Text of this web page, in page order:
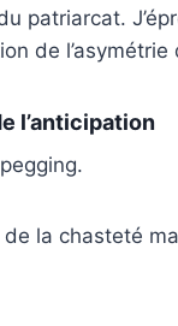
patriarcat.
de
l’anticipation
de la chasteté